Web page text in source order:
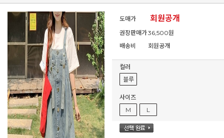
도매가 회원공개
권장판매가36,500원
배송비
회원공개
컬러
블루
사이즈
M
L